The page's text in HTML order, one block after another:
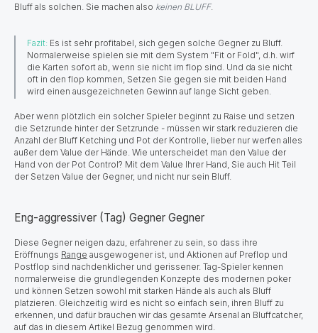
Bluff als solchen. Sie machen also keinen BLUFF.
Fazit: Es ist sehr profitabel, sich gegen solche Gegner zu Bluff.
Normalerweise spielen sie mit dem System "Fit or Fold", d.h. wirf
die Karten sofort ab, wenn sie nicht im flop sind. Und da sie nicht
oft in den flop kommen, Setzen Sie gegen sie mit beiden Hand
wird einen ausgezeichneten Gewinn auf lange Sicht geben.
Aber wenn plötzlich ein solcher Spieler beginnt zu Raise und setzen
die Setzrunde hinter der Setzrunde - müssen wir stark reduzieren die
Anzahl der Bluff Ketching und Pot der Kontrolle, lieber nur werfen alles
außer dem Value der Hände. Wie unterscheidet man den Value der
Hand von der Pot Control? Mit dem Value Ihrer Hand, Sie auch Hit Teil
der Setzen Value der Gegner, und nicht nur sein Bluff.
Eng-aggressiver (Tag) Gegner Gegner
Diese Gegner neigen dazu, erfahrener zu sein, so dass ihre
Eröffnungs Range ausgewogener ist, und Aktionen auf Preflop und
Postflop sind nachdenklicher und gerissener. Tag-Spieler kennen
normalerweise die grundlegenden Konzepte des modernen poker
und können Setzen sowohl mit starken Hände als auch als Bluff
platzieren. Gleichzeitig wird es nicht so einfach sein, ihren Bluff zu
erkennen, und dafür brauchen wir das gesamte Arsenal an Bluffcatcher,
auf das in diesem Artikel Bezug genommen wird.